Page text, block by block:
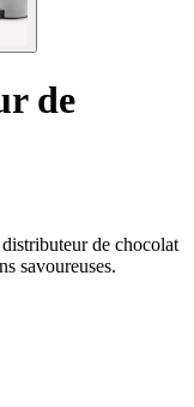
de
de chocolat
savoureuses.